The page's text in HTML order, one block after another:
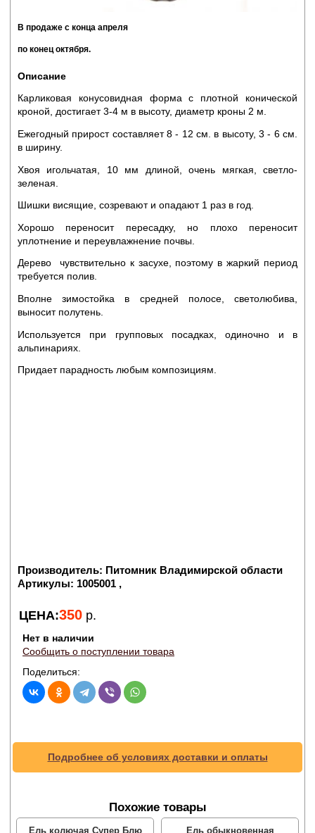
В продаже с конца апреля
по конец октября.
Описание
Карликовая конусовидная форма с плотной конической
кроной, достигает 3-4 м в высоту, диаметр кроны 2 м.
Ежегодный прирост составляет 8 - 12 см. в высоту, 3 - 6 см.
в ширину.
Хвоя игольчатая, 10 мм длиной, очень мягкая, светло-
зеленая.
Шишки висящие, созревают и опадают 1 раз в год.
Хорошо переносит пересадку, но плохо переносит
уплотнение и переувлажнение почвы.
Дерево чувствительно к засухе, поэтому в жаркий период
требуется полив.
Вполне зимостойка в средней полосе, светолюбива,
выносит полутень.
Используется при групповых посадках, одиночно и в
альпинариях.
Придает парадность любым композициям.
Производитель: Питомник Владимирской области
Артикулы: 1005001 ,
ЦЕНА:350 р.
Нет в наличии
Сообщить о поступлении товара
Поделиться:
Подробнее об условиях доставки и оплаты
Похожие товары
Ель колючая Супер Блю
Ель обыкновенная